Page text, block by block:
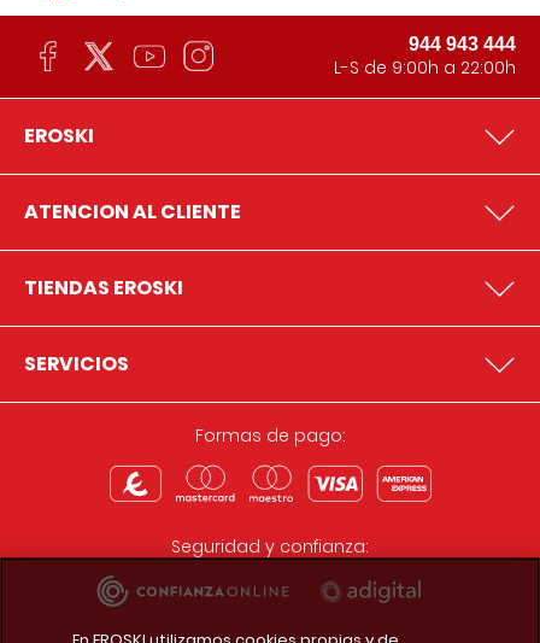
944 943 444
L-S de 9:00h a 22:00h
EROSKI
ATENCION AL CLIENTE
TIENDAS EROSKI
SERVICIOS
Formas de pago:
Seguridad y confianza: